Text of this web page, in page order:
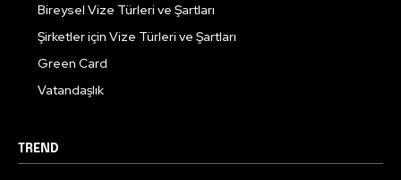
Bireysel Vize Türleri ve Şartları
Şirketler için Vize Türleri ve Şartları
Green Card
Vatandaşlık
TREND